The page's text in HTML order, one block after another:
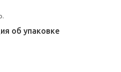
об упаковке